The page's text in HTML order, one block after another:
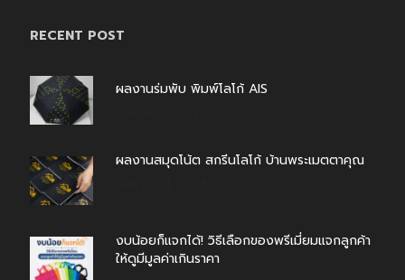
RECENT POST
ผลงานร่มพับ พิมพ์โลโก้ AIS
ผลงานสมุดโน้ต สกรีนโลโก้ บ้านพระเมตตาคุณ
งบน้อยก็แจกได้! วิธีเลือกของพรีเมี่ยมแจกลูกค้า
ให้ดูมีมูลค่าเกินราคา